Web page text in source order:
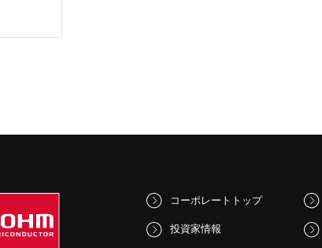
コーポレートトップ
投資家情報